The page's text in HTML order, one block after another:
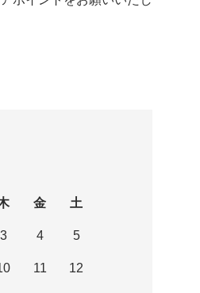
金 土
3 4 5
11 12